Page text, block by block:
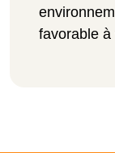
favorable à